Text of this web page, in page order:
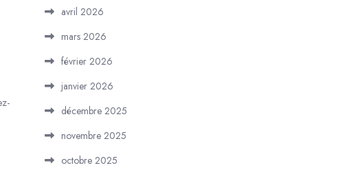
avril 2026
mars 2026
février 2026
janvier 2026
décembre 2025
novembre 2025
octobre 2025